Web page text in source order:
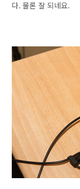
다. 물론 잘 되네요.